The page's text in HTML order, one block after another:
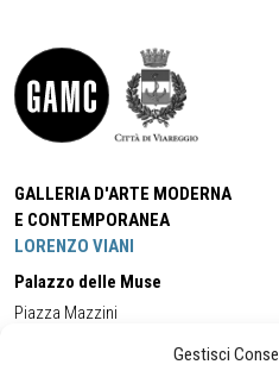
Gestisci
GALLERIA D'ARTE MODERNA
E CONTEMPORANEA
LORENZO VIANI
Palazzo delle Muse
Piazza Mazzini
Cell:+39 338